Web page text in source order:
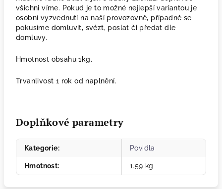
všichni víme. Pokud je to možné nejlepší variantou je
osobní vyzvednutí na naší provozovně, případně se
pokusíme domluvit, svézt, poslat či předat dle
domluvy.
Hmotnost obsahu 1kg.
Trvanlivost 1 rok od naplnění.
Doplňkové parametry
Kategorie: Povidla
Hmotnost: 1.59 kg